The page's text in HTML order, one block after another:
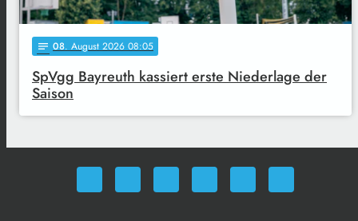
notes 08. August 2026 08:05
SpVgg Bayreuth kassiert erste Niederlage der
Saison